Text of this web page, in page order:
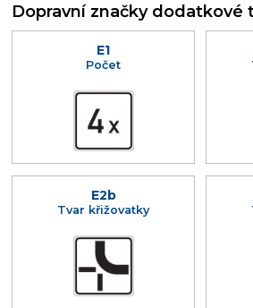
Dopravní značky dodatkové
E1
Počet
E2b
Tvar křižovatky